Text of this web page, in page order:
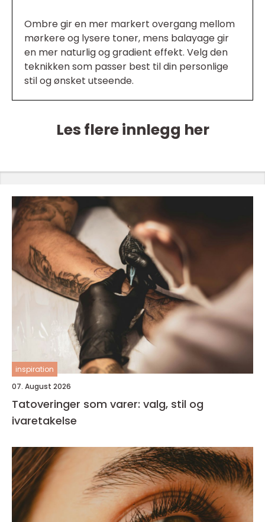
Ombre gir en mer markert overgang mellom
mørkere og lysere toner, mens balayage gir
en mer naturlig og gradient effekt. Velg den
teknikken som passer best til din personlige
stil og ønsket utseende.
Les flere innlegg her
inspiration
07. August 2026
Tatoveringer som varer: valg, stil og
ivaretakelse